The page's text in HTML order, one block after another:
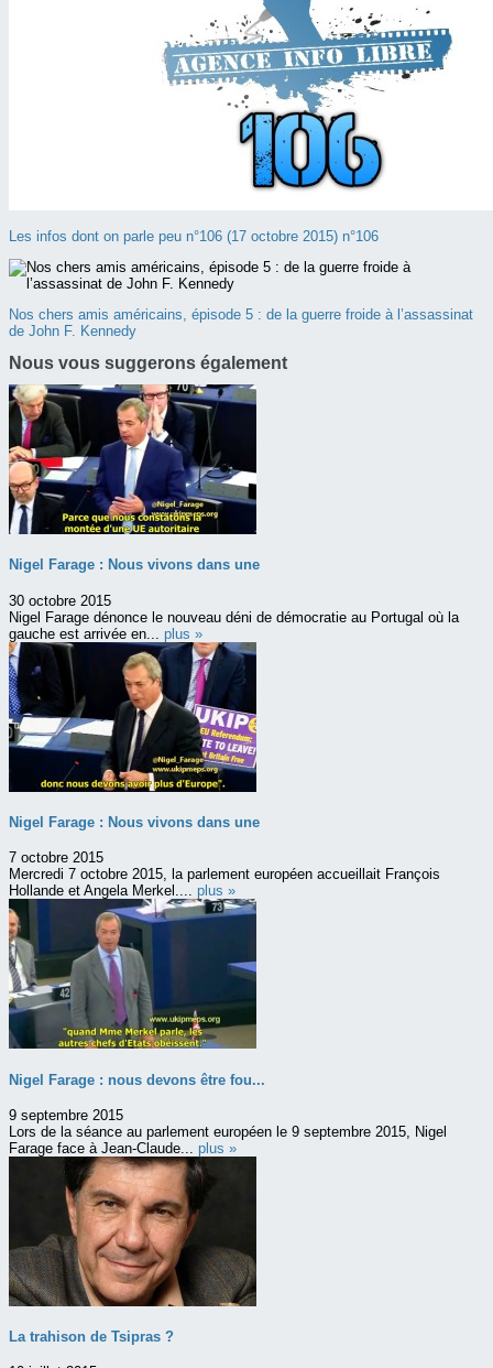
Les infos dont on parle peu n°106 (17 octobre 2015) n°106
Nos chers amis américains, épisode 5 : de la guerre froide à l’assassinat
de John F. Kennedy
Nous vous suggerons également
Nigel Farage : Nous vivons dans une
30 octobre 2015
Nigel Farage dénonce le nouveau déni de démocratie au Portugal où la
gauche est arrivée en... plus »
Nigel Farage : Nous vivons dans une
7 octobre 2015
Mercredi 7 octobre 2015, la parlement européen accueillait François
Hollande et Angela Merkel.... plus »
Nigel Farage : nous devons être fou...
9 septembre 2015
Lors de la séance au parlement européen le 9 septembre 2015, Nigel
Farage face à Jean-Claude... plus »
La trahison de Tsipras ?